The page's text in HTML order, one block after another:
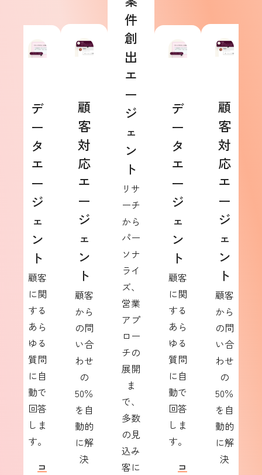
デ
ー
タ
エ
ー
ジ
ェ
ン
ト
顧客
に関
する
あら
ゆる
質問
に自
動で
回答
しま
す。
コ
顧
客
対
応
エ
ー
ジ
ェ
ン
ト
顧客
から
の問
い合
わせ
の
50％
を自
動的
に解
決
件
創
出
エ
ー
ジ
ェ
ン
ト
リサ
ーチ
から
パー
ソナ
ライ
ズ、
営業
アプ
ロー
チの
展開
ま
で、
多数
の見
込み
客に
デ
ー
タ
エ
ー
ジ
ェ
ン
ト
顧客
に関
する
あら
ゆる
質問
に自
動で
回答
しま
す。
コ
顧
客
対
応
エ
ー
ジ
ェ
ン
ト
顧客
から
の問
い合
わせ
の
50％
を自
動的
に解
決